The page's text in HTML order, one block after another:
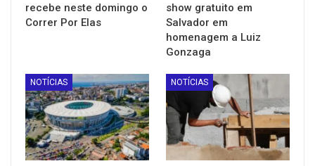
recebe neste domingo o
Correr Por Elas
show gratuito em
Salvador em
homenagem a Luiz
Gonzaga
NOTÍCIAS NOTÍCIAS